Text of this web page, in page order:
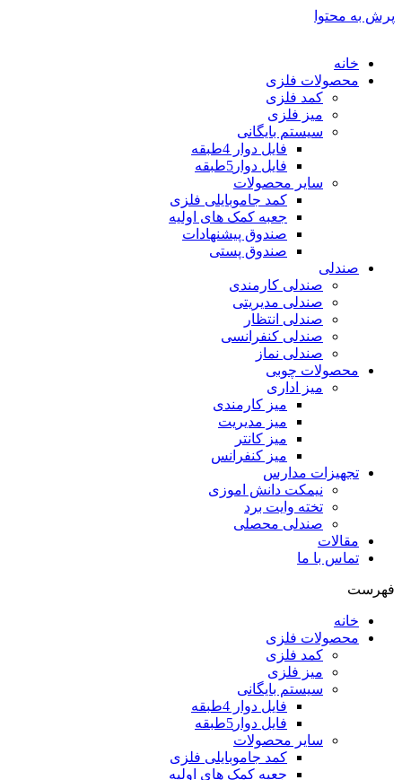
پرش به محتوا
خانه
محصولات فلزی
کمد فلزی
میز فلزی
سیستم بایگانی
فایل دوار 4طبقه
فایل دوار5طبقه
سایر محصولات
کمد جاموبایلی فلزی
جعبه کمک های اولیه
صندوق پیشنهادات
صندوق پستی
صندلی
صندلی کارمندی
صندلی مدیریتی
صندلی انتظار
صندلی کنفرانسی
صندلی نماز
محصولات چوبی
میز اداری
میز کارمندی
میز مدیریت
میز کانتر
میز کنفرانس
تجهیزات مدارس
نیمکت دانش اموزی
تخته وایت برد
صندلی محصلی
مقالات
تماس با ما
فهرست
خانه
محصولات فلزی
کمد فلزی
میز فلزی
سیستم بایگانی
فایل دوار 4طبقه
فایل دوار5طبقه
سایر محصولات
کمد جاموبایلی فلزی
جعبه کمک های اولیه